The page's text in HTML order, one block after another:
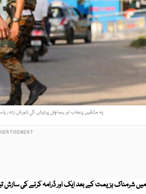
یہ مشقیں پنجاب اور ہماچل پردیش کی شورش زدہ ریاستوں میں 6 مئی 2023
میں شرمناک ہزیمت کے بعد ایک اور ڈرامہ کرنے کی سازش